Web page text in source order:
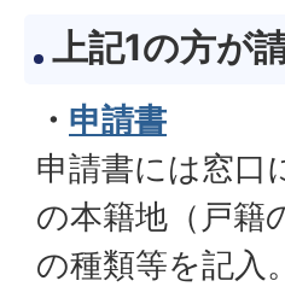
上記1の方が
・ 申請書
申請書には窓口
の本籍地（戸籍
の種類等を記入。